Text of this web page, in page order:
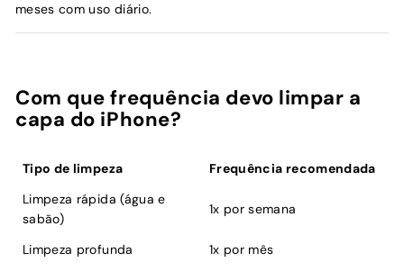
meses com uso diário.
Com que frequência devo limpar a
capa do iPhone?
Tipo de limpeza
Frequência recomendada
Limpeza rápida (água e
sabão)
1x por semana
Limpeza profunda
1x por mês